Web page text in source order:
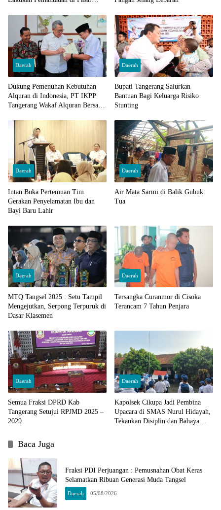
Daerah
Dukung Pemenuhan Kebutuhan
Alquran di Indonesia, PT IKPP
Tangerang Wakaf Alquran Bersama
Daerah
Bupati Tangerang Salurkan
Bantuan Bagi Keluarga Risiko
Stunting
Daerah
Intan Buka Pertemuan Tim
Gerakan Penyelamatan Ibu dan
Bayi Baru Lahir
Daerah
Air Mata Sarmi di Balik Gubuk
Tua
Daerah
MTQ Tangsel 2025 : Setu Tampil
Mengejutkan, Serpong Terpuruk di
Dasar Klasemen
Daerah
Tersangka Curanmor di Cisoka
Terancam 7 Tahun Penjara
Daerah
Semua Fraksi DPRD Kab
Tangerang Setujui RPJMD 2025 –
2029
Daerah
Kapolsek Cikupa Jadi Pembina
Upacara di SMAS Nurul Hidayah,
Tekankan Disiplin dan Bahaya
Baca Juga
Fraksi PDI Perjuangan : Pemusnahan Obat Keras
Selamatkan Ribuan Generasi Muda Tangsel
Daerah 05/08/2026